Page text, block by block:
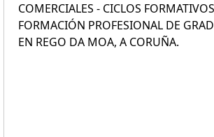
COMERCIALES - CICLOS
FORMACIÓN PROFESIONAL DE
EN REGO DA MOA, A CORUÑA.